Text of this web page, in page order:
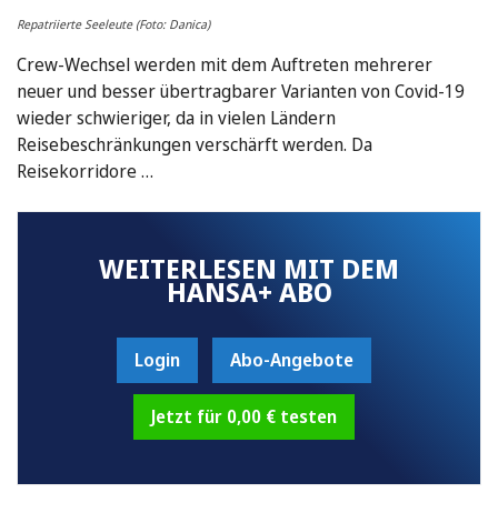
Repatriierte Seeleute (Foto: Danica)
Crew-Wechsel werden mit dem Auftreten mehrerer
neuer und besser übertragbarer Varianten von Covid-19
wieder schwieriger, da in vielen Ländern
Reisebeschränkungen verschärft werden. Da
Reisekorridore …
WEITERLESEN MIT DEM
HANSA+ ABO
Login Abo-Angebote
Jetzt für 0,00 € testen